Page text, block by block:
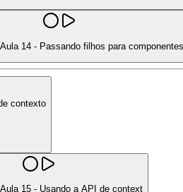
14 - Passando filhos para componentes
contexto
15 - Usando a API de context